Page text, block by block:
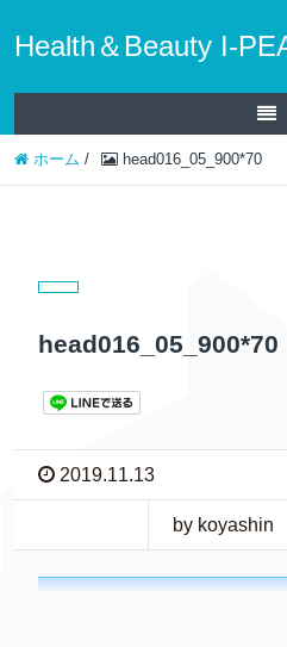
Health＆Beauty I-
ホーム / head016_05_900*70
head016_05_900*70
2019.11.13
by koyashin